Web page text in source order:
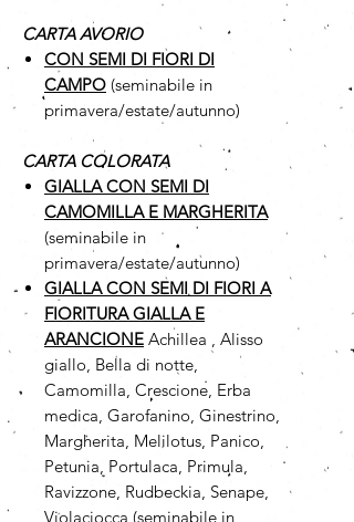
CARTA AVORIO
CON SEMI DI FIORI DI
CAMPO (seminabile in
primavera/estate/autunno)
CARTA COLORATA
GIALLA CON SEMI DI
CAMOMILLA E MARGHERITA
(seminabile in
primavera/estate/autunno)
GIALLA CON SEMI DI FIORI A
FIORITURA GIALLA E
ARANCIONE Achillea , Alisso
giallo, Bella di notte,
Camomilla, Crescione, Erba
medica, Garofanino, Ginestrino,
Margherita, Melilotus, Panico,
Petunia, Portulaca, Primula,
Ravizzone, Rudbeckia, Senape,
Violaciocca (seminabile in